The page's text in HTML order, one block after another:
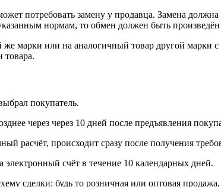
потребовать замену у продавца. Замена
нормам, то обмен должен быть
марки или на аналогичный товар другой марки
товара.
покупатель.
через через 10 дней после предъявления
расчёт, происходит сразу после получения
счёт в течение 10 календарных дней.
будь то розничная или оптовая продажа,